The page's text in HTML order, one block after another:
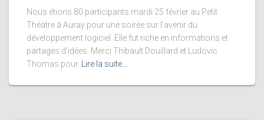
Nous étions 80 participants mardi 25 février au Petit
Théatre à Auray pour une soirée sur l’avenir du
développement logiciel. Elle fut riche en informations et
partages d’idées. Merci Thibault Douillard et Ludovic
Thomas pour
Lire la suite…